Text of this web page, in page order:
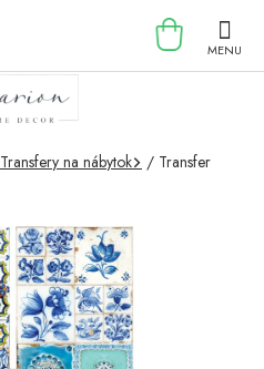
KOŠÍK
Transfery na nábytok / Transfer